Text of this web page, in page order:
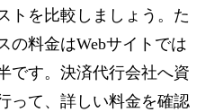
トを比較しましょう。た
の料金はWebサイトでは
です。決済代行会社へ資
って、詳しい料金を確認